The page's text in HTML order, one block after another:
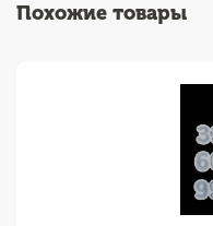
Похожие товары